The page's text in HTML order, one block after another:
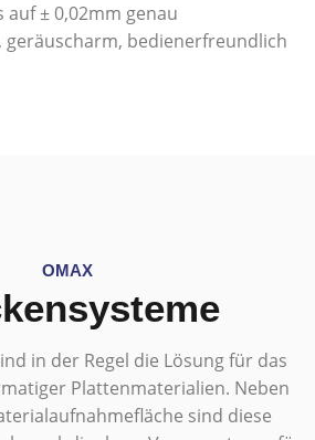
auf ± 0,02mm genau
geräuscharm, bedienerfreundlich
OMAX
in der Regel die Lösung für das
Plattenmaterialien. Neben
sind diese